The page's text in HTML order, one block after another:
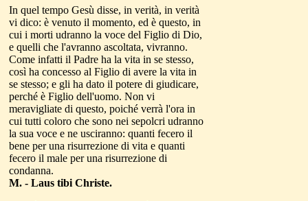
In quel tempo Gesù disse, in verità, in verità
vi dico: è venuto il momento, ed è questo, in
cui i morti udranno la voce del Figlio di Dio,
e quelli che l'avranno ascoltata, vivranno.
Come infatti il Padre ha la vita in se stesso,
così ha concesso al Figlio di avere la vita in
se stesso; e gli ha dato il potere di giudicare,
perché è Figlio dell'uomo. Non vi
meravigliate di questo, poiché verrà l'ora in
cui tutti coloro che sono nei sepolcri udranno
la sua voce e ne usciranno: quanti fecero il
bene per una risurrezione di vita e quanti
fecero il male per una risurrezione di
condanna.
M. - Laus tibi Christe.